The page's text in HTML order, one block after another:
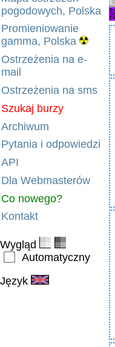
pogodowych, Polska
Promieniowanie
gamma, Polska
Ostrzeżenia na e-
mail
Ostrzeżenia na sms
Szukaj burzy
Archiwum
Pytania i odpowiedzi
API
Dla Webmasterów
Co nowego?
Kontakt
Wygląd
Automatyczny
Język